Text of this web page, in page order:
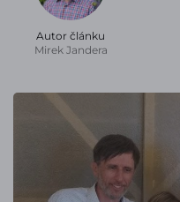
Autor článku
Mirek Jandera